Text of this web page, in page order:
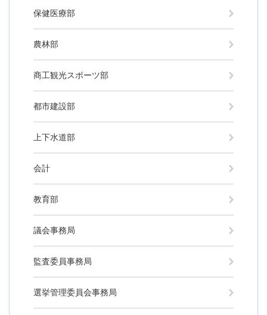
保健医療部
農林部
商工観光スポーツ部
都市建設部
上下水道部
会計
教育部
議会事務局
監査委員事務局
選挙管理委員会事務局